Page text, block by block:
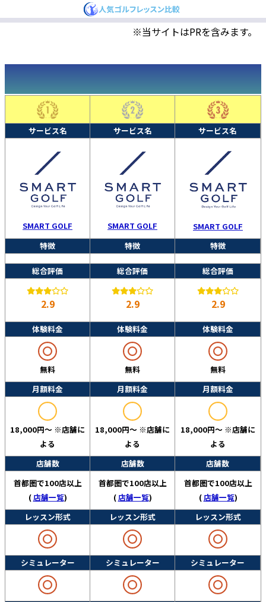
※当サイトはPRを含みます。
サービス名 サービス名 サービス名
SMART GOLF SMART GOLF
SMART GOLF
特徴
特徴 特徴
総合評価 総合評価 総合評価
2.9 2.9 2.9
体験料金 体験料金 体験料金
無料 無料
無料
月額料金
月額料金 月額料金
18,000円～ ※店舗に
よる
18,000円～ ※店舗に
よる
18,000円～ ※店舗に
よる
店舗数
店舗数
店舗数
首都圏で100店以上
(店舗一覧)
首都圏で100店以上
(店舗一覧)
首都圏で100店以上
(店舗一覧)
レッスン形式
レッスン形式 レッスン形式
シミュレーター シミュレーター シミュレーター